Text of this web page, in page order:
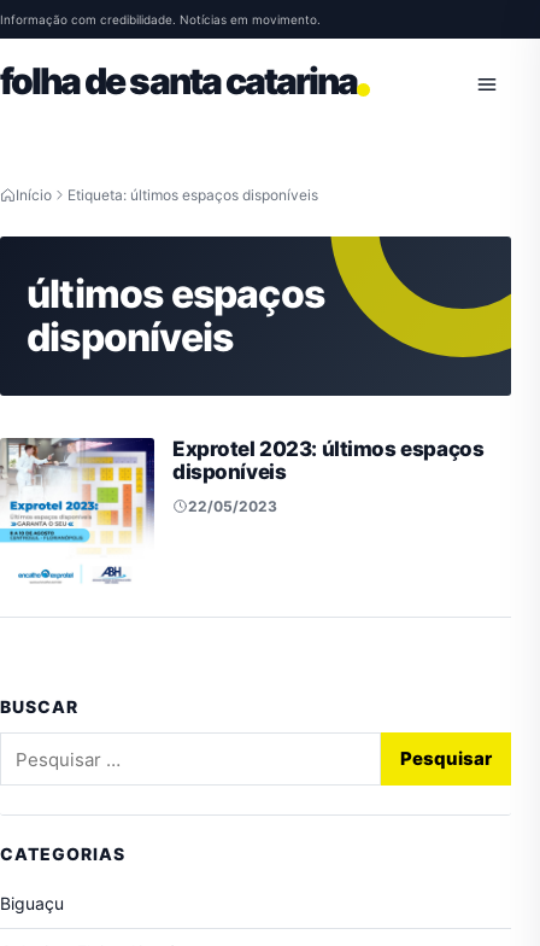
Pular para o conteúdo
Informação com credibilidade. Notícias em movimento.
folha de santa catarina Abrir
Início Etiqueta: últimos espaços disponíveis
últimos espaços
disponíveis
Exprotel 2023: últimos espaços
disponíveis
22/05/2023
BUSCAR
CATEGORIAS
Biguaçu